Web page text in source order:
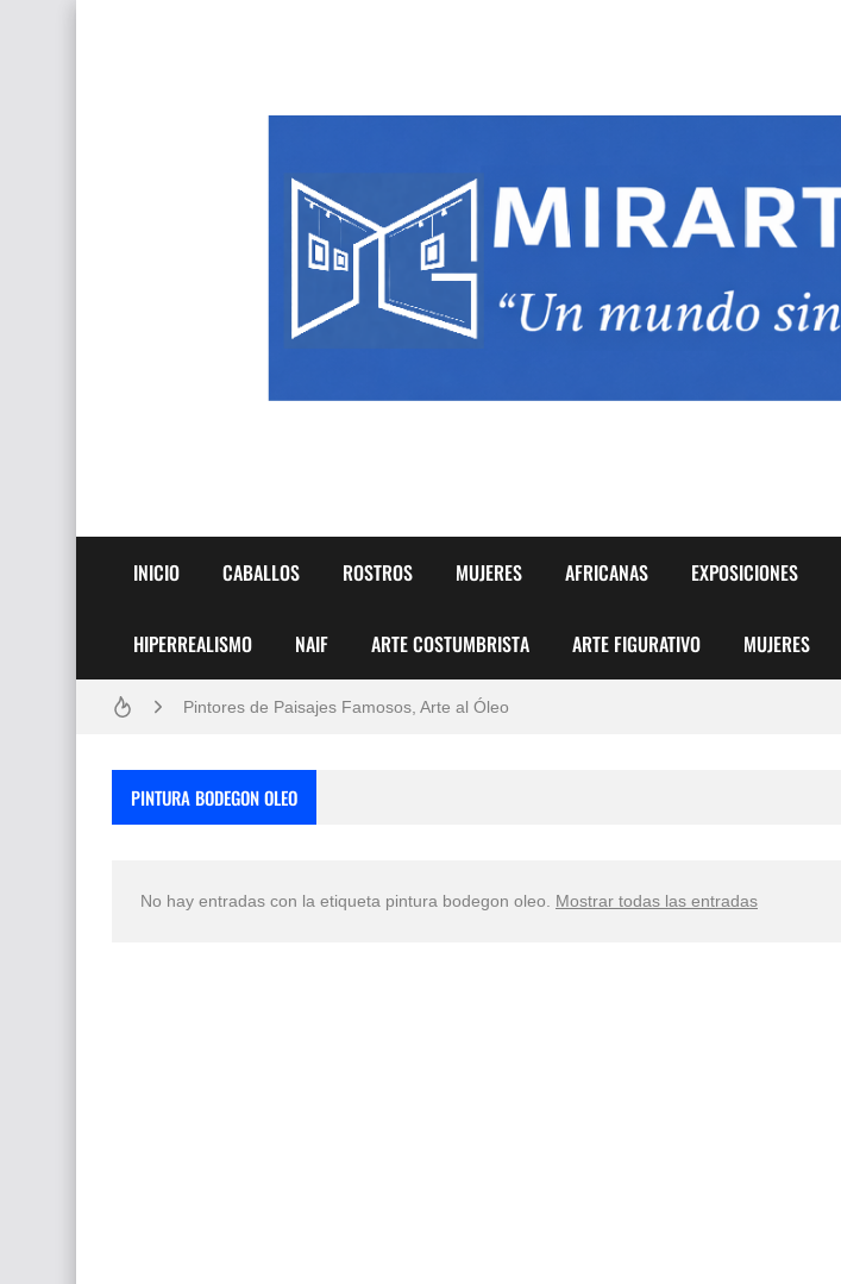
INICIO CABALLOS ROSTROS MUJERES AFRICANAS EXPOSICIONES
HIPERREALISMO NAIF ARTE COSTUMBRISTA ARTE FIGURATIVO MUJERES
Frutas y Flores Para Colorear Imágenes
Pintores de Paisajes Famosos, Arte al Óleo
PINTURA BODEGON OLEO
No hay entradas con la etiqueta pintura bodegon oleo Mostrar todas las entradas